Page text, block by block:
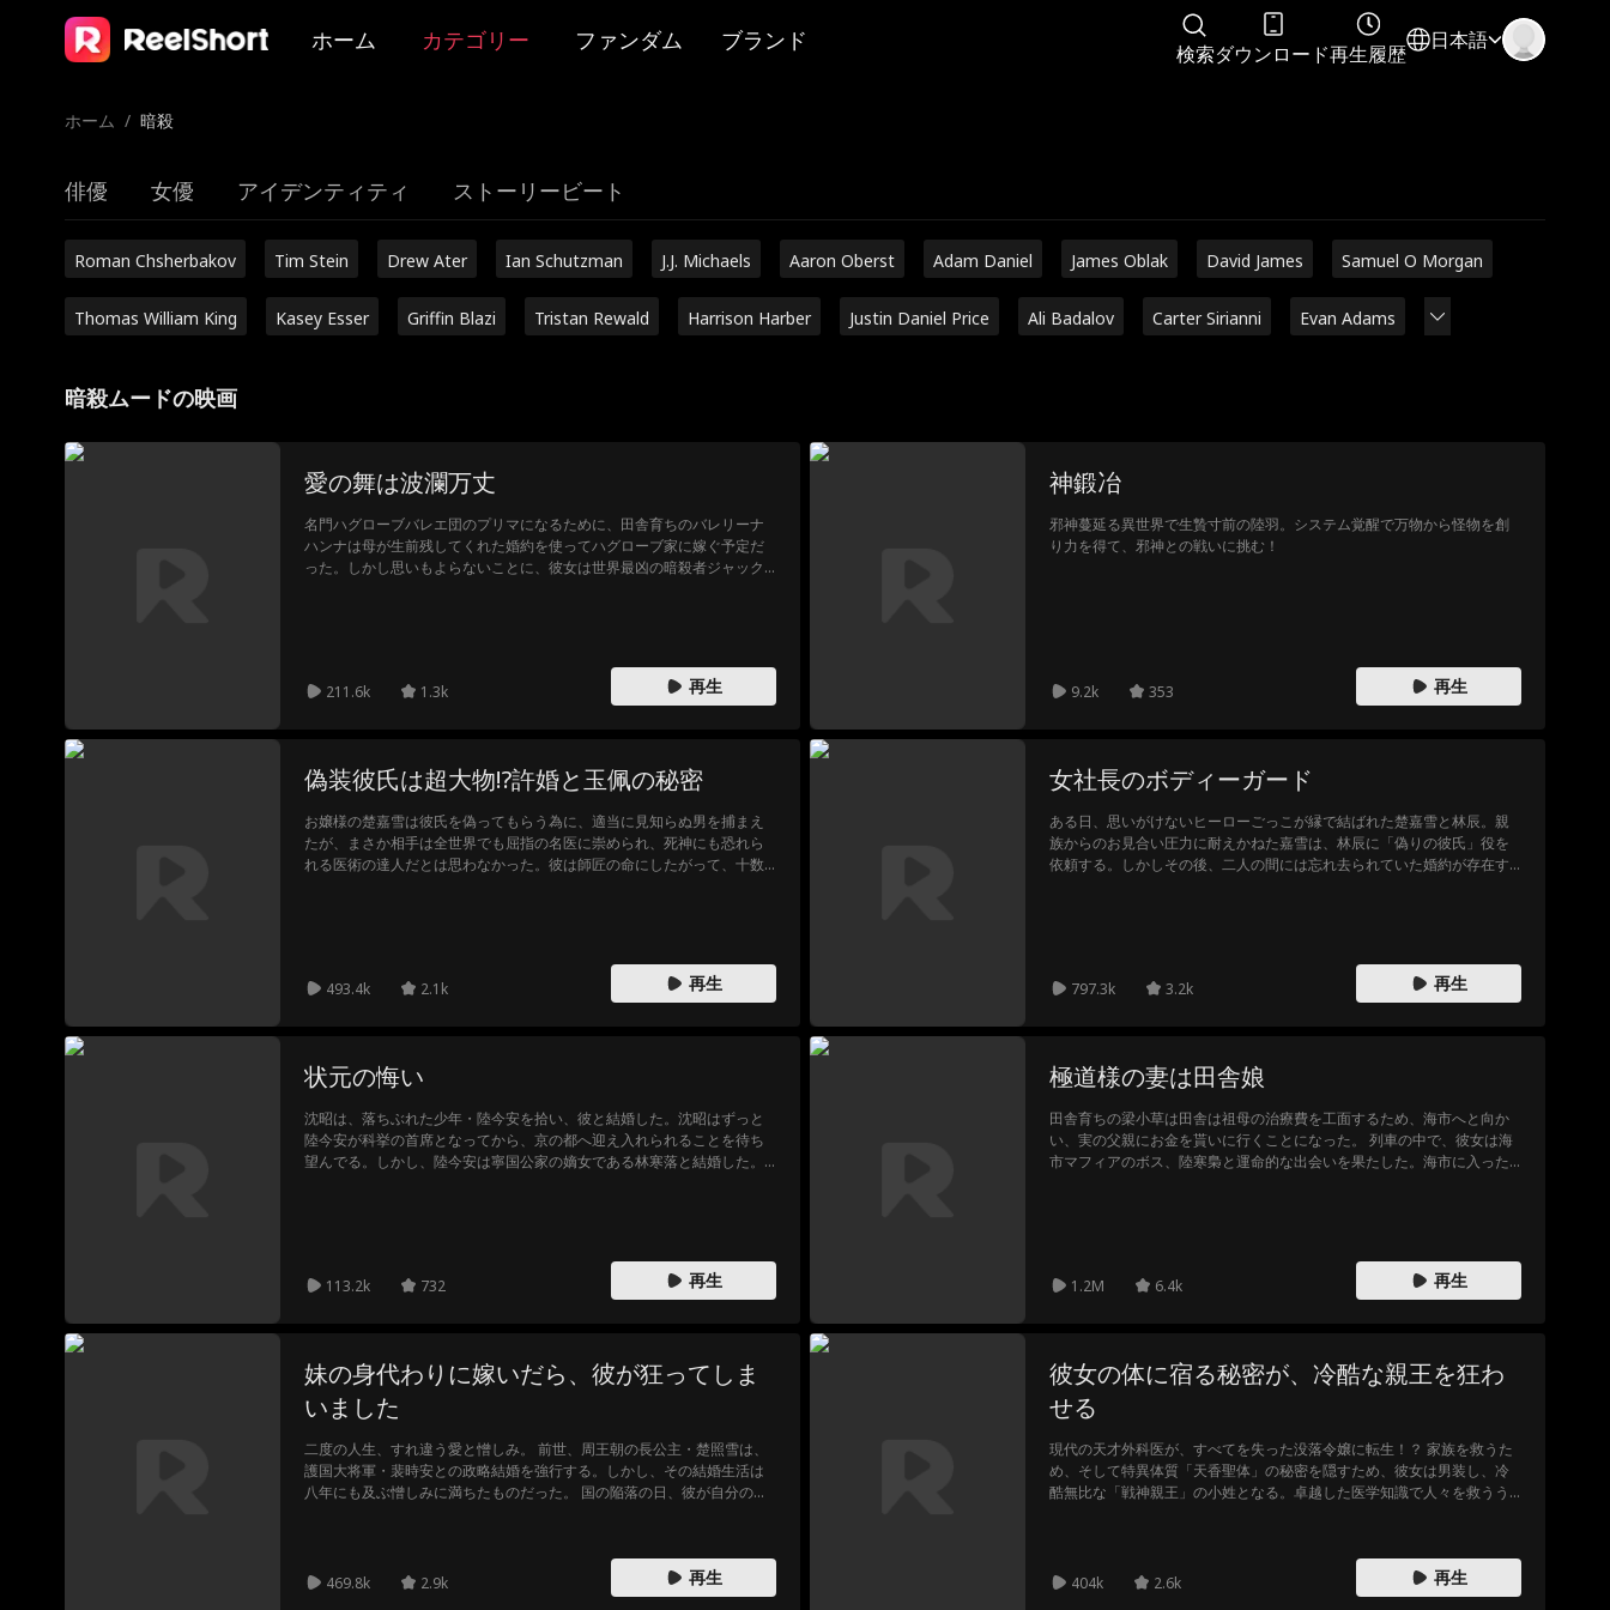
ホーム カテゴリー ファンダム ブランド
検索ダウンロード再生履歴
日本語
ホーム / 暗殺
俳優 女優 アイデンティティ ストーリービート
Roman Chsherbakov Tim Stein Drew Ater Ian Schutzman J.J. Michaels Aaron Oberst Adam Daniel James Oblak David James Samuel O Morgan
Thomas William King Kasey Esser Griffin Blazi Tristan Rewald Harrison Harber Justin Daniel Price Ali Badalov Carter Sirianni Evan Adams
暗殺ムードの映画
愛の舞は波瀾万丈
名門ハグローブバレエ団のプリマになるために、田舎育ちのバレリーナ
ハンナは母が生前残してくれた婚約を使ってハグローブ家に嫁ぐ予定だ
った。しかし思いもよらないことに、彼女は世界最凶の暗殺者ジャック
211.6k
1.3k 再生
神鍛冶
邪神蔓延る異世界で生贄寸前の陸羽。システム覚醒で万物から怪物を創
り力を得て、邪神との戦いに挑む！
9.2k 353 再生
偽装彼氏は超大物!?許婚と玉佩の秘密
お嬢様の楚嘉雪は彼氏を偽ってもらう為に、適当に見知らぬ男を捕まえ
たが、まさか相手は全世界でも屈指の名医に崇められ、死神にも恐れら
れる医術の達人だとは思わなかった。彼は師匠の命にしたがって、十数
493.4k 2.1k 再生
女社長のボディーガード
ある日、思いがけないヒーローごっこが縁で結ばれた楚嘉雪と林辰。親
族からのお見合い圧力に耐えかねた嘉雪は、林辰に「偽りの彼氏」役を
依頼する。しかしその後、二人の間には忘れ去られていた婚約が存在す
797.3k
3.2k 再生
状元の悔い
沈昭は、落ちぶれた少年・陸今安を拾い、彼と結婚した。沈昭はずっと
陸今安が科挙の首席となってから、京の都へ迎え入れられることを待ち
望んでる。しかし、陸今安は寧国公家の嫡女である林寒落と結婚した。
113.2k 732 再生
極道様の妻は田舎娘
田舎育ちの梁小草は田舎は祖母の治療費を工面するため、海市へと向か
い、実の父親にお金を貰いに行くことになった。 列車の中で、彼女は海
市マフィアのボス、陸寒梟と運命的な出会いを果たした。海市に入った
1.2M
6.4k 再生
妹の身代わりに嫁いだら、彼が狂ってしま
いました
二度の人生、すれ違う愛と憎しみ。 前世、周王朝の長公主・楚照雪は、
護国大将軍・裴時安との政略結婚を強行する。しかし、その結婚生活は
八年にも及ぶ憎しみに満ちたものだった。 国の陥落の日、彼が自分の命
「あの日」に、時を遡っていた。 二度目の人生、彼女はもう同じ過ちを
繰り返さないと誓う。 しかし、運命の歯車は再び二人を狂おしく引き合
469.8k 2.9k 再生
彼女の体に宿る秘密が、冷酷な親王を狂わ
せる
現代の天才外科医が、すべてを失った没落令嬢に転生！？ 家族を救うた
め、そして特異体質「天香聖体」の秘密を隠すため、彼女は男装し、冷
酷無比な「戦神親王」の小姓となる。卓越した医学知識で人々を救うう
404k
2.6k 再生